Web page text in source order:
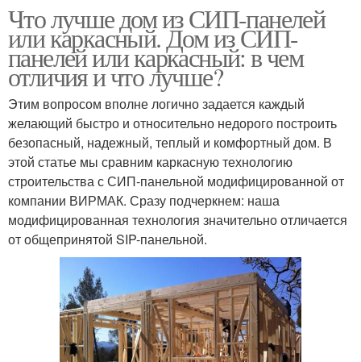
Что лучше дом из СИП-панелей
или каркасный. Дом из СИП-
панелей или каркасный: в чем
отличия и что лучше?
Этим вопросом вполне логично задается каждый
желающий быстро и относительно недорого построить
безопасный, надежный, теплый и комфортный дом. В
этой статье мы сравним каркасную технологию
строительства с СИП-панельной модифицированной от
компании ВИРМАК. Сразу подчеркнем: наша
модифицированная технология значительно отличается
от общепринятой SIP-панельной.